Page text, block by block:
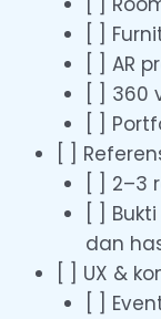
[ ]
[ ] AR
[ ]
[ ]
[ ]
[ ] 2–3
[ ]
dan
[ ] UX &
[ ]